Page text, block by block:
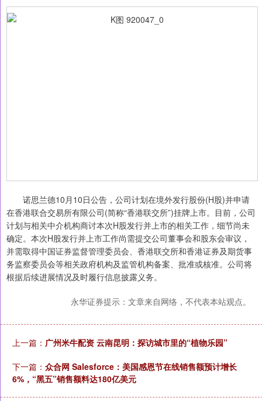
诺思兰德10月10日公告，公司计划在境外发行股份(H股)并申请
在香港联合交易所有限公司(简称“香港联交所”)挂牌上市。目前，公司
计划与相关中介机构商讨本次H股发行并上市的相关工作，细节尚未
确定。本次H股发行并上市工作尚需提交公司董事会和股东会审议，
并需取得中国证券监督管理委员会、香港联交所和香港证券及期货事
务监察委员会等相关政府机构及监管机构备案、批准或核准。公司将
根据后续进展情况及时履行信息披露义务。
永华证券提示：文章来自网络，不代表本站观点。
上一篇： 广州米牛配资 云南昆明：探访城市里的“植物乐园”
下一篇： 众合网 Salesforce：美国感恩节在线销售额预计增长
6%，“黑五”销售额料达180亿美元